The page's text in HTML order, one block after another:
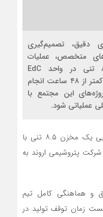
دقیق، تصمیم‌گیری
متخصص، عملیات
پیچیده جابجایی مخزن ۸.۵ تنی در واحد EdC
پتروشیمی اروند با موفقیت در کمتر از ۴۸ ساعت انجام
این مجتمع با
عملیاتی شود.
عملیات حساس و پیچیده جابجایی یک مخزن ۸.۵ تنی با
حجم ۲۵ مترمکعب در واحد EdC شرکت پتروشیمی اروند به
و هماهنگی کامل تیم
زمان توقف تولید در